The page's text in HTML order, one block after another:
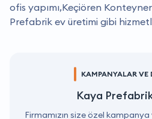
ofis yapımı,Keçiören
Prefabrik ev üretimi gibi
KAMPANYALAR VE
Kaya
Firmamızın size özel